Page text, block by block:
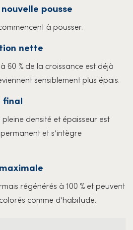
pousse
à pousser.
nette
60 % de la croissance est déjà
sensiblement plus épais.
final
densité et épaisseur est
et s’intègre
régénérés à 100 % et peuvent
comme d’habitude.